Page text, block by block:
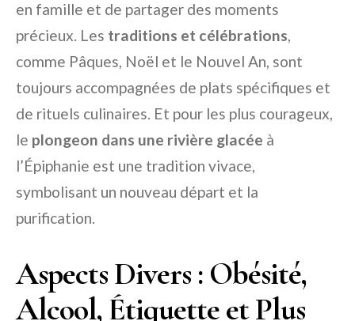
en famille et de partager des moments
précieux. Les traditions et célébrations,
comme Pâques, Noël et le Nouvel An, sont
toujours accompagnées de plats spécifiques et
de rituels culinaires. Et pour les plus courageux,
le plongeon dans une rivière glacée à
l’Épiphanie est une tradition vivace,
symbolisant un nouveau départ et la
purification.
Aspects Divers : Obésité,
Alcool, Étiquette et Plus